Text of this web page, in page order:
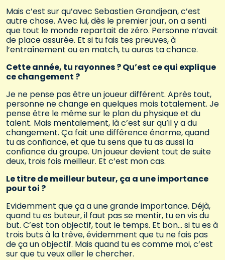
Mais c’est sur qu’avec Sebastien Grandjean, c’est
autre chose. Avec lui, dès le premier jour, on a senti
que tout le monde repartait de zéro. Personne n’avait
de place assurée. Et si tu fais tes preuves, à
l’entraînement ou en match, tu auras ta chance.
Cette année, tu rayonnes ? Qu’est ce qui explique
ce changement ?
Je ne pense pas être un joueur différent. Après tout,
personne ne change en quelques mois totalement. Je
pense être le même sur le plan du physique et du
talent. Mais mentalement, là c’est sur qu’il y a du
changement. Ça fait une différence énorme, quand
tu as confiance, et que tu sens que tu as aussi la
confiance du groupe. Un joueur devient tout de suite
deux, trois fois meilleur. Et c’est mon cas.
Le titre de meilleur buteur, ça a une importance
pour toi ?
Evidemment que ça a une grande importance. Déjà,
quand tu es buteur, il faut pas se mentir, tu en vis du
but. C’est ton objectif, tout le temps. Et bon… si tu es à
trois buts à la trêve, évidemment que tu ne fais pas
de ça un objectif. Mais quand tu es comme moi, c’est
sur que tu veux aller le chercher.